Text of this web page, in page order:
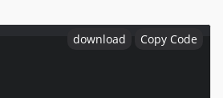
download Copy Code